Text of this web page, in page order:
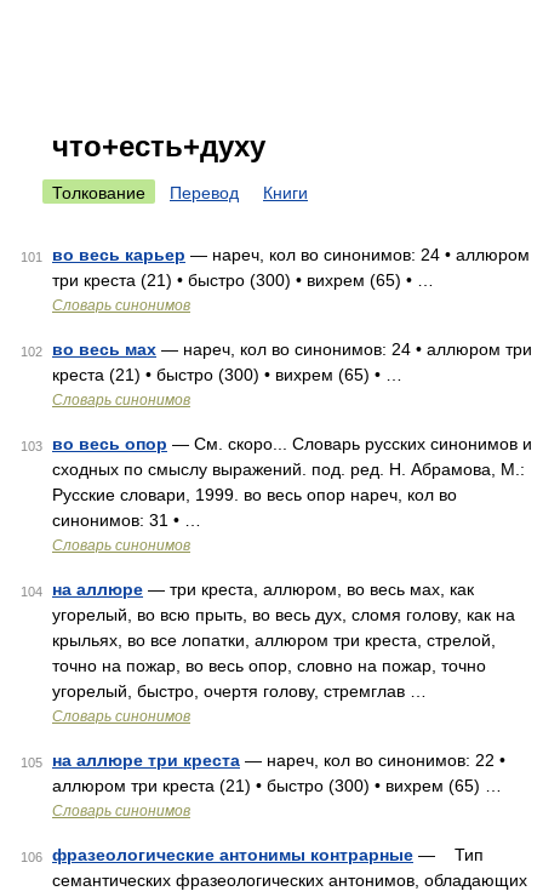
что+есть+духу
Толкование Перевод Книги
101 во весь карьер — нареч, кол во синонимов: 24 • аллюром
три креста (21) • быстро (300) • вихрем (65) • …
Словарь синонимов
102 во весь мах — нареч, кол во синонимов: 24 • аллюром три
креста (21) • быстро (300) • вихрем (65) • …
Словарь синонимов
103 во весь опор — См. скоро... Словарь русских синонимов и
сходных по смыслу выражений. под. ред. Н. Абрамова, М.:
Русские словари, 1999. во весь опор нареч, кол во
синонимов: 31 • …
Словарь синонимов
104 на аллюре — три креста, аллюром, во весь мах, как
угорелый, во всю прыть, во весь дух, сломя голову, как на
крыльях, во все лопатки, аллюром три креста, стрелой,
точно на пожар, во весь опор, словно на пожар, точно
угорелый, быстро, очертя голову, стремглав …
Словарь синонимов
105 на аллюре три креста — нареч, кол во синонимов: 22 •
аллюром три креста (21) • быстро (300) • вихрем (65) …
Словарь синонимов
106 фразеологические антонимы контрарные — Тип
семантических фразеологических антонимов, обладающих